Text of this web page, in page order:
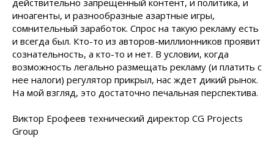
действительно запрещенный контент, и политика, и
иноагенты, и разнообразные азартные игры,
сомнительный заработок. Спрос на такую рекламу есть
и всегда был. Кто-то из авторов-миллионников проявит
сознательность, а кто-то и нет. В условии, когда
возможность легально размещать рекламу (и платить с
нее налоги) регулятор прикрыл, нас ждет дикий рынок.
На мой взгляд, это достаточно печальная перспектива.
Виктор Ерофеев технический директор CG Projects
Group